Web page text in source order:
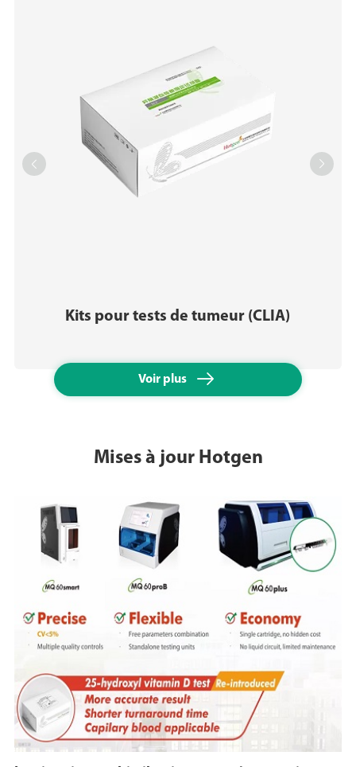
Kits pour tests de tumeur (CLIA)
Voir plus 
 
Mises à jour Hotgen